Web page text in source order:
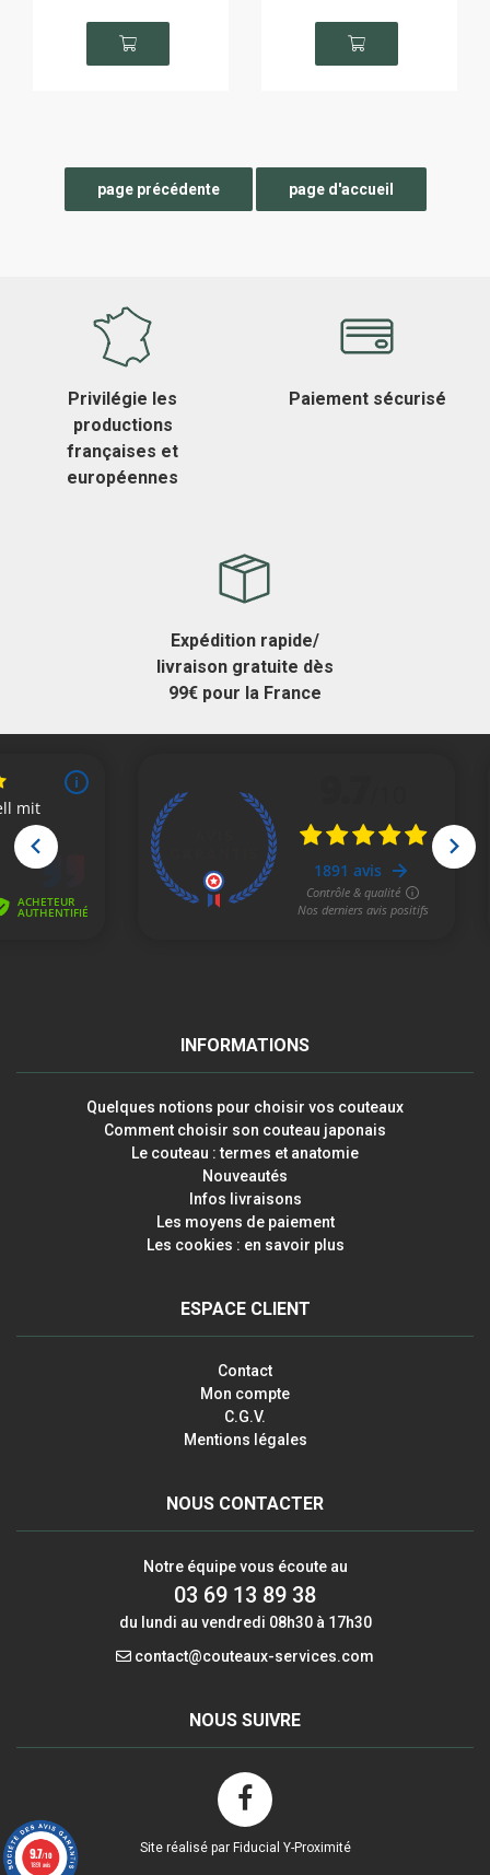
Privilégie les
productions
françaises et
européennes
Paiement sécurisé
Expédition rapide/
livraison gratuite dès
99€ pour la France
INFORMATIONS
Quelques notions pour choisir vos couteaux
Comment choisir son couteau japonais
Le couteau : termes et anatomie
Nouveautés
Infos livraisons
Les moyens de paiement
Les cookies : en savoir plus
ESPACE CLIENT
Contact
Mon compte
C.G.V.
Mentions légales
NOUS CONTACTER
Notre équipe vous écoute au
03 69 13 89 38
du lundi au vendredi 08h30 à 17h30
contact@couteaux-services.com
NOUS SUIVRE
Site réalisé par Fiducial Y-Proximité
9.7/10
1891 avis